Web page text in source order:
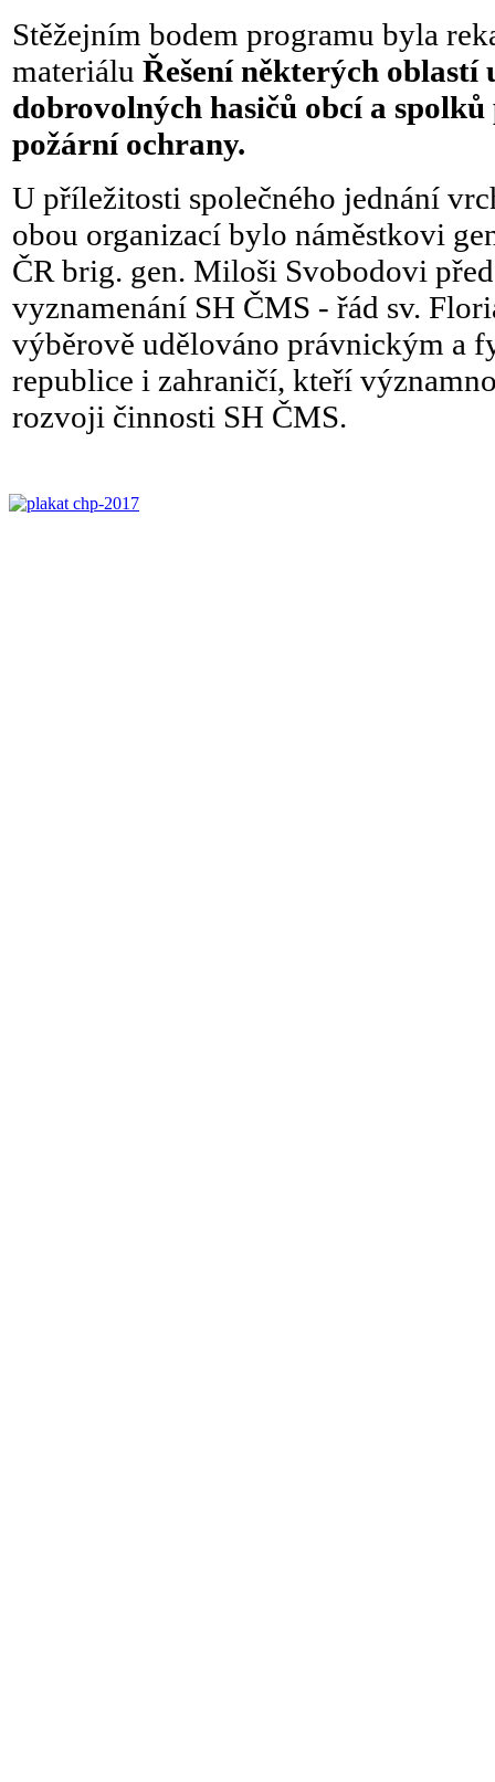
Stěžejním bodem programu byla
materiálu Řešení některých oblastí
dobrovolných hasičů obcí a spolků
požární ochrany.
U příležitosti společného jednání
obou organizací bylo náměstkovi
ČR brig. gen. Miloši Svobodovi
vyznamenání SH ČMS - řád sv.
výběrově udělováno právnickým a
republice i zahraničí, kteří
rozvoji činnosti SH ČMS.